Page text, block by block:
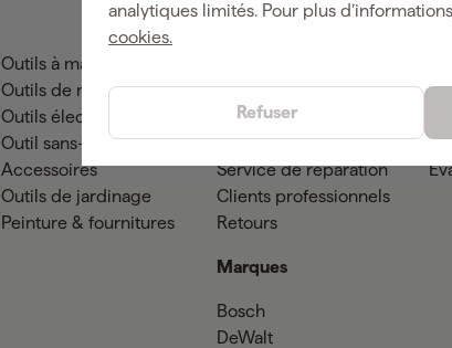
analytiques limités. Pour plus
cookies.
Refuser
Outils à main
Outils de mesure
Outils électriques
Outil sans-fil
Accessoires
Outils de jardinage
Peinture & fournitures
Aide & contact
Méthodes de paiement
Livraison
Garantie
Service de réparation
Clients professionnels
Retours
Marques
Bosch
DeWalt
À